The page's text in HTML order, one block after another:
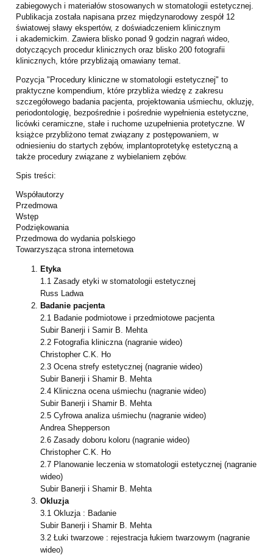
zabiegowych i materiałów stosowanych w stomatologii estetycznej.
Publikacja została napisana przez międzynarodowy zespół 12
światowej sławy ekspertów, z doświadczeniem klinicznym
i akademickim. Zawiera blisko ponad 9 godzin nagrań wideo,
dotyczących procedur klinicznych oraz blisko 200 fotografii
klinicznych, które przybliżają omawiany temat.
Pozycja "Procedury kliniczne w stomatologii estetycznej" to
praktyczne kompendium, które przybliża wiedzę z zakresu
szczegółowego badania pacjenta, projektowania uśmiechu, okluzję,
periodontologię, bezpośrednie i pośrednie wypełnienia estetyczne,
licówki ceramiczne, stałe i ruchome uzupełnienia protetyczne. W
książce przybliżono temat związany z postępowaniem, w
odniesieniu do startych zębów, implantoprotetykę estetyczną a
także procedury związane z wybielaniem zębów.
Spis treści:
Współautorzy
Przedmowa
Wstęp
Podziękowania
Przedmowa do wydania polskiego
Towarzysząca strona internetowa
Etyka
1.1 Zasady etyki w stomatologii estetycznej
Russ Ladwa
Badanie pacjenta
2.1 Badanie podmiotowe i przedmiotowe pacjenta
Subir Banerji i Samir B. Mehta
2.2 Fotografia kliniczna (nagranie wideo)
Christopher C.K. Ho
2.3 Ocena strefy estetycznej (nagranie wideo)
Subir Banerji i Shamir B. Mehta
2.4 Kliniczna ocena uśmiechu (nagranie wideo)
Subir Banerji i Shamir B. Mehta
2.5 Cyfrowa analiza uśmiechu (nagranie wideo)
Andrea Shepperson
2.6 Zasady doboru koloru (nagranie wideo)
Christopher C.K. Ho
2.7 Planowanie leczenia w stomatologii estetycznej (nagranie
wideo)
Subir Banerji i Shamir B. Mehta
Okluzja
3.1 Okluzja : Badanie
Subir Banerji i Shamir B. Mehta
3.2 Łuki twarzowe : rejestracja łukiem twarzowym (nagranie
wideo)